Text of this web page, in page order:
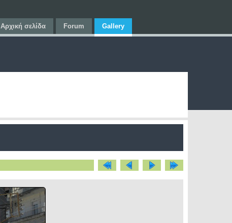
Αρχική σελίδα Forum Gallery